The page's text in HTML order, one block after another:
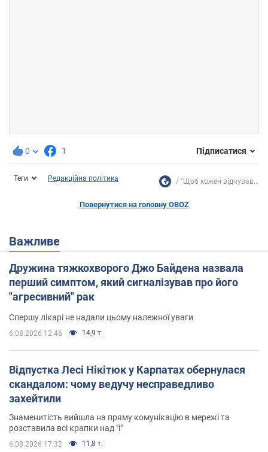
0 1 Підписатися
Теги Редакційна політика "Щоб кожен відчував...
Повернутися на головну OBOZ
Важливе
Дружина тяжкохворого Джо Байдена назвала
перший симптом, який сигналізував про його
"агресивний" рак
Спершу лікарі не надали цьому належної уваги
6.08.2026 12:46 14,9 т.
Відпустка Лесі Нікітюк у Карпатах обернулася
скандалом: чому ведучу несправедливо
захейтили
Знаменитість вийшла на пряму комунікацію в мережі та
розставила всі крапки над "і"
6.08.2026 17:32 11,8 т.